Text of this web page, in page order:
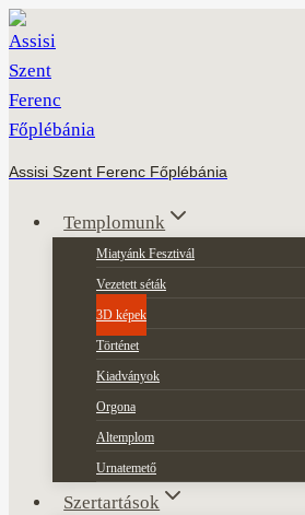
Skip
to
content
Assisi Szent Ferenc Főplébánia
Templomunk
Miatyánk Fesztivál
Vezetett séták
3D képek
Történet
Kiadványok
Orgona
Altemplom
Urnatemető
Szertartások